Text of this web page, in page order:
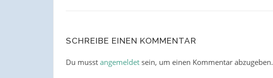
SCHREIBE EINEN KOMMENTAR
Du musst angemeldetsein, um einen Kommentar abzugeben.